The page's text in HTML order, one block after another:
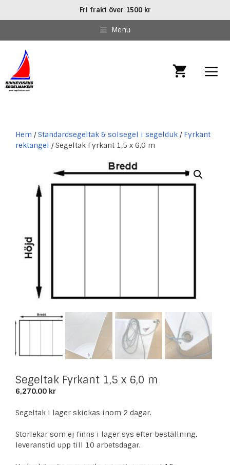
Fri frakt över 1500 kr
Menu
Hem /Standardsegeltak & solsegel i segelduk / Fyrkant
rektangel / Segeltak Fyrkant 1,5 x 6,0 m
Segeltak Fyrkant 1,5 x 6,0 m
6,270.00 kr
Segeltak i lager skickas inom 2 dagar.
Storlekar som ej finns i lager sys efter beställning,
leveranstid upp till 10 arbetsdagar.